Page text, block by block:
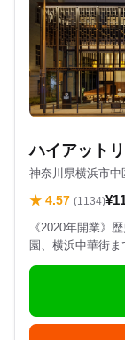
ハイアット
神奈川県横浜市中
★ 4.57(1134)
《2020年開業》
園、横浜中華街ま